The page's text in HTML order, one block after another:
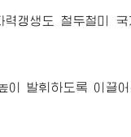
갱생도 철두철미
발휘하도록 이끌